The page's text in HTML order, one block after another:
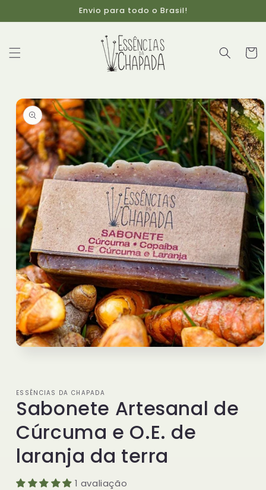
conteúdo
Envio para todo o Brasil!
informações
do produto
modal
ESSÊNCIAS DA CHAPADA
Sabonete Artesanal de
Cúrcuma e O.E. de
laranja da terra
1 avaliação